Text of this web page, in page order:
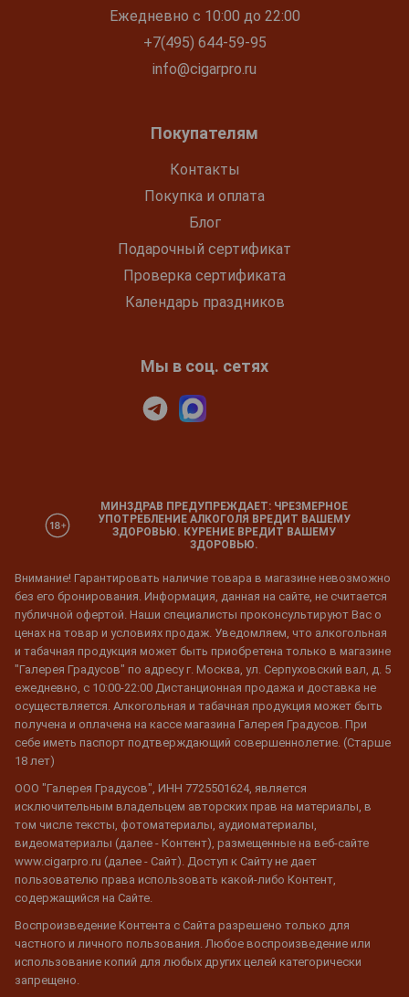
Ежедневно с 10:00 до 22:00
+7(495) 644-59-95
info@cigarpro.ru
Покупателям
Контакты
Покупка и оплата
Блог
Подарочный сертификат
Проверка сертификата
Календарь праздников
Мы в соц. сетях
МИНЗДРАВ ПРЕДУПРЕЖДАЕТ: ЧРЕЗМЕРНОЕ
УПОТРЕБЛЕНИЕ АЛКОГОЛЯ ВРЕДИТ ВАШЕМУ
ЗДОРОВЬЮ. КУРЕНИЕ ВРЕДИТ ВАШЕМУ
ЗДОРОВЬЮ.
Внимание! Гарантировать наличие товара в магазине невозможно
без его бронирования. Информация, данная на сайте, не считается
публичной офертой. Наши специалисты проконсультируют Вас о
ценах на товар и условиях продаж. Уведомляем, что алкогольная
и табачная продукция может быть приобретена только в магазине
"Галерея Градусов" по адресу г. Москва, ул. Серпуховский вал, д. 5
ежедневно, с 10:00-22:00 Дистанционная продажа и доставка не
осуществляется. Алкогольная и табачная продукция может быть
получена и оплачена на кассе магазина Галерея Градусов. При
себе иметь паспорт подтверждающий совершеннолетие. (Старше
18 лет)
ООО "Галерея Градусов", ИНН 7725501624, является
исключительным владельцем авторских прав на материалы, в
том числе тексты, фотоматериалы, аудиоматериалы,
видеоматериалы (далее - Контент), размещенные на веб-сайте
www.cigarpro.ru (далее - Сайт). Доступ к Сайту не дает
пользователю права использовать какой-либо Контент,
содержащийся на Сайте.
Воспроизведение Контента с Сайта разрешено только для
частного и личного пользования. Любое воспроизведение или
использование копий для любых других целей категорически
запрещено.